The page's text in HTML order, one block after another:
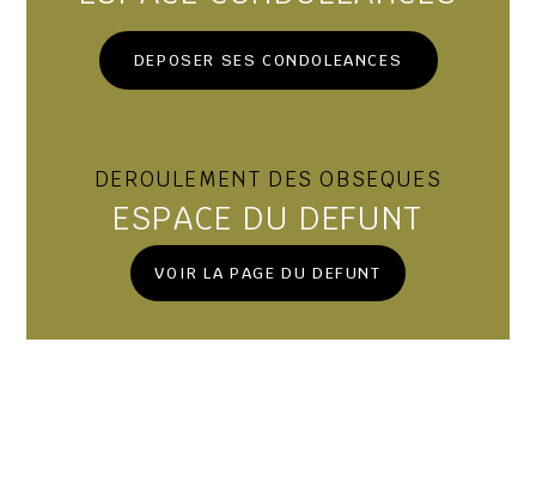
DEPOSER SES CONDOLEANCES
DEROULEMENT DES OBSEQUES
ESPACE DU DEFUNT
VOIR LA PAGE DU DEFUNT